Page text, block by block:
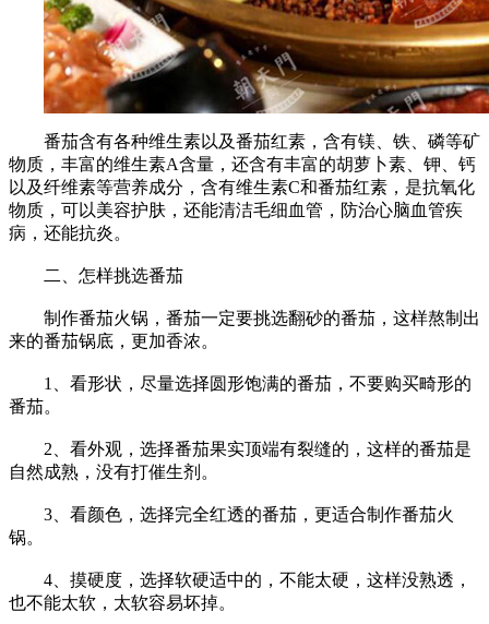
番茄含有各种维生素以及番茄红素，含有镁、铁、磷等矿
物质，丰富的维生素A含量，还含有丰富的胡萝卜素、钾、钙
以及纤维素等营养成分，含有维生素C和番茄红素，是抗氧化
物质，可以美容护肤，还能清洁毛细血管，防治心脑血管疾
病，还能抗炎。
二、怎样挑选番茄
制作番茄火锅，番茄一定要挑选翻砂的番茄，这样熬制出
来的番茄锅底，更加香浓。
1、看形状，尽量选择圆形饱满的番茄，不要购买畸形的
番茄。
2、看外观，选择番茄果实顶端有裂缝的，这样的番茄是
自然成熟，没有打催生剂。
3、看颜色，选择完全红透的番茄，更适合制作番茄火
锅。
4、摸硬度，选择软硬适中的，不能太硬，这样没熟透，
也不能太软，太软容易坏掉。